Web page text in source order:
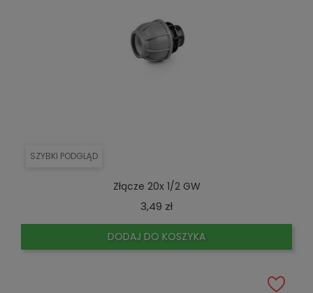
SZYBKI PODGLĄD
Złącze 20x 1/2 GW
3,49 złCena
DODAJ DO KOSZYKA